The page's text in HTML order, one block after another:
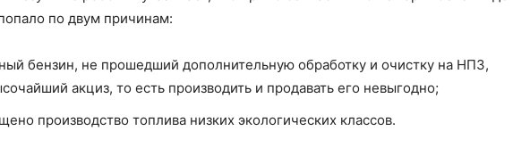
по двум причинам:
бензин, не прошедший дополнительную обработку и очистку на НПЗ,
акциз, то есть производить и продавать его невыгодно;
производство топлива низких экологических классов.